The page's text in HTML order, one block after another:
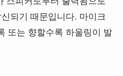
되기 때문입니다. 마이크
또는 향할수록 하울링이 발